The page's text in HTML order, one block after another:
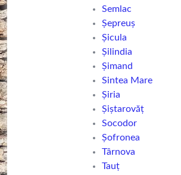
Semlac
Șepreuș
Șicula
Șilindia
Șimand
Sintea Mare
Șiria
Șiștarovăț
Socodor
Șofronea
Târnova
Tauț